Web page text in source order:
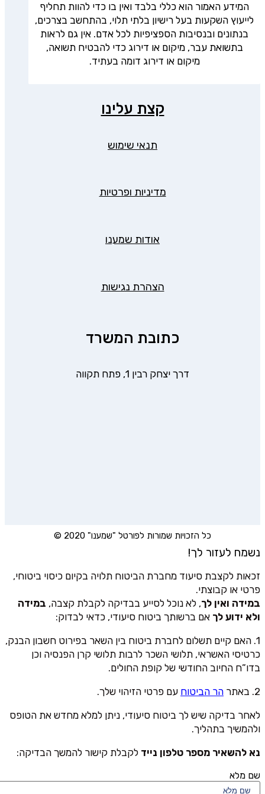
המידע האמור הוא כללי בלבד ואין בו כדי להוות תחליף
לייעוץ השקעות בעל רישיון בלתי תלוי, בהתחשב בצרכים,
בנתונים ובנסיבות הספציפיות לכל אדם. אין גם לראות
בתשואת עבר, מיקום או דירוג כדי להבטיח תשואה,
מיקום או דירוג דומה בעתיד.
קצת עלינו
תנאי שימוש
מדיניות ופרטיות
אודות שמענו
הצהרת נגישות
כתובת המשרד
דרך יצחק רבין 1, פתח תקווה
כל הזכויות שמורות לפורטל "שמענו" 2020 ©
נשמח לעזור לך!
זכאות לקצבת סיעוד מחברת הביטוח תלויה בקיום כיסוי ביטוחי,
פרטי או קבוצתי.
במידה ואין לך, לא נוכל לסייע בבדיקה לקבלת קצבה, במידה
ולא ידוע לך אם ברשותך ביטוח סיעודי, כדאי לבדוק:
1. האם קיים תשלום לחברת ביטוח בין השאר בפירוט חשבון הבנק,
כרטיסי האשראי, תלושי השכר לרבות תלושי קרן הפנסיה וכן
בדו”ח החיוב החודשי של קופת החולים.
2. באתר
הר הביטוח עם פרטי הזיהוי שלך.
לאחר בדיקה שיש לך ביטוח סיעודי, ניתן למלא מחדש את הטופס
ולהמשיך בתהליך.
נא להשאיר מספר טלפון נייד לקבלת קישור להמשך הבדיקה:
שם מלא